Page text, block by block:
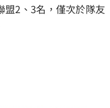
盟2、3名，僅次於隊友